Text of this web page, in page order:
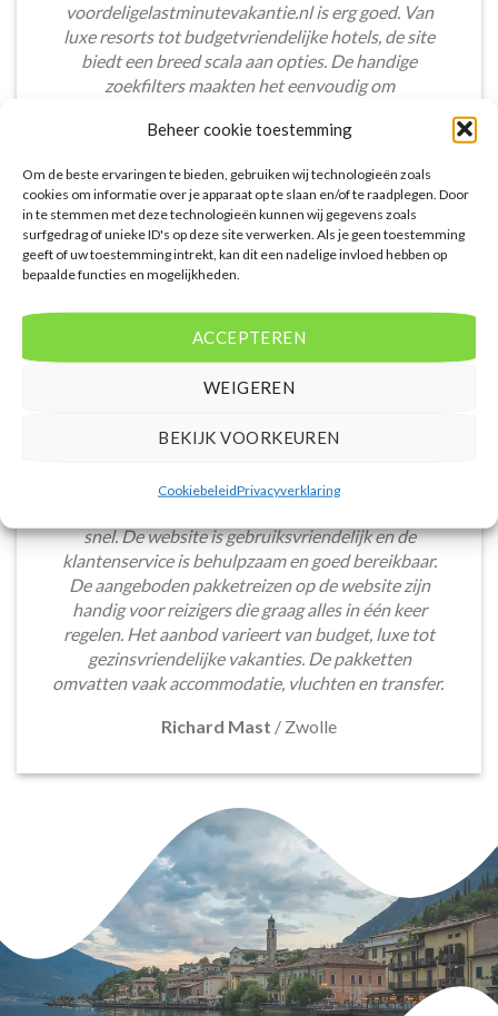
Beheer cookie toestemming
Om de beste ervaringen te bieden, gebruiken wij technologieën zoals
cookies om informatie over je apparaat op te slaan en/of te raadplegen. Door
in te stemmen met deze technologieën kunnen wij gegevens zoals
surfgedrag of unieke ID's op deze site verwerken. Als je geen toestemming
geeft of uw toestemming intrekt, kan dit een nadelige invloed hebben op
bepaalde functies en mogelijkheden.
ACCEPTEREN
WEIGEREN
BEKIJK VOORKEUREN
CookiebeleidPrivacyverklaring
voordeligelastminutevakantie.nl is erg goed. Van
luxe resorts tot budgetvriendelijke hotels, de site
biedt een breed scala aan opties. De handige
zoekfilters maakten het eenvoudig om
voorkeuren en budget.
Tim Beukers/Tilburg
Het boeken van een lastminute vakantie via
snel. De website is gebruiksvriendelijk en de
klantenservice is behulpzaam en goed bereikbaar.
De aangeboden pakketreizen op de website zijn
handig voor reizigers die graag alles in één keer
regelen. Het aanbod varieert van budget, luxe tot
gezinsvriendelijke vakanties. De pakketten
omvatten vaak accommodatie, vluchten en transfer.
Richard Mast / Zwolle